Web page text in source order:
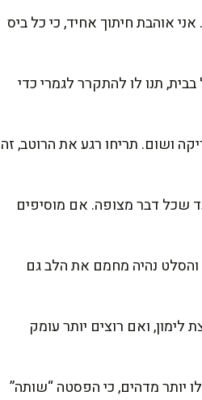
אוהבת חיתוך אחיד, כי כל ביס
תנו לו להתקרר לגמרי כדי
ושום. תריחו רגע את הרוטב, זה
שכל דבר מצופה. אם מוסיפים
והסלט נהיה מחמם את הלב גם
לימון, ואם רוצים יותר עומק
הוא נהיה אפילו יותר מדהים, כי הפסטה “שותה”